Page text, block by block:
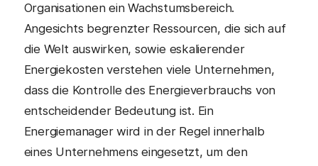
Organisationen ein Wachstumsbereich.
Angesichts begrenzter Ressourcen, die sich auf
die Welt auswirken, sowie eskalierender
Energiekosten verstehen viele Unternehmen,
dass die Kontrolle des Energieverbrauchs von
entscheidender Bedeutung ist. Ein
Energiemanager wird in der Regel innerhalb
eines Unternehmens eingesetzt, um den